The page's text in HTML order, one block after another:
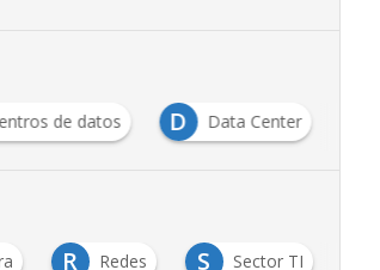
de datos D Data Center
R Redes S Sector TI